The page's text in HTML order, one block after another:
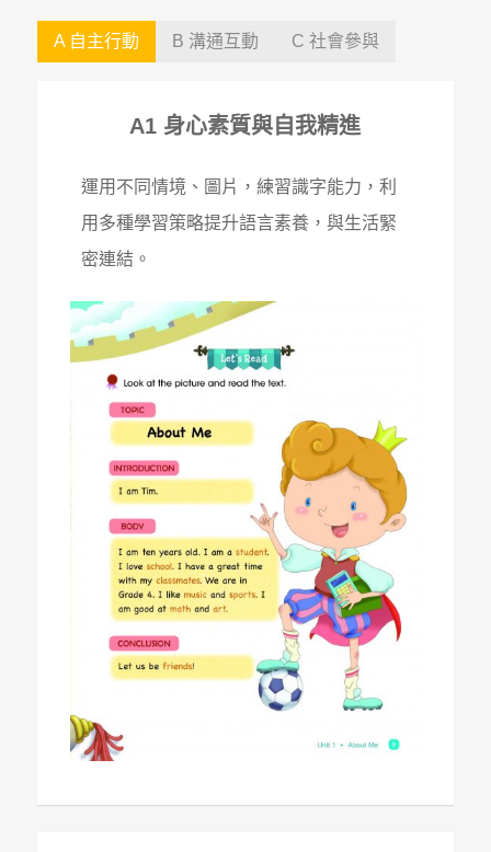
A 自主行動 B 溝通互動 C 社會參與
A1 身心素質與自我精進
運用不同情境、圖片，練習識字能力，利
用多種學習策略提升語言素養，與生活緊
密連結。